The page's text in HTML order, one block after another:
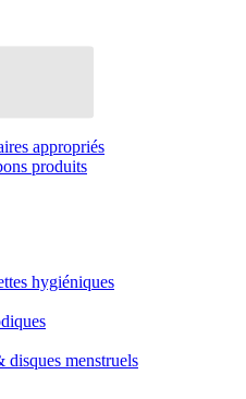
appropriés
produits
hygiéniques
disques menstruels